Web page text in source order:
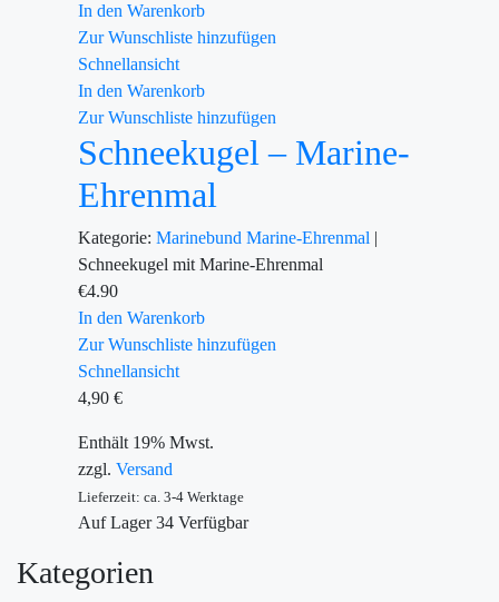
In den Warenkorb
Zur Wunschliste hinzufügen
Schnellansicht
In den Warenkorb
Zur Wunschliste hinzufügen
Schneekugel – Marine-
Ehrenmal
Kategorie: Marinebund Marine-Ehrenmal |
Schneekugel mit Marine-Ehrenmal
€4.90
In den Warenkorb
Zur Wunschliste hinzufügen
Schnellansicht
4,90 €
Enthält 19% Mwst.
zzgl. Versand
Lieferzeit: ca. 3-4 Werktage
Auf Lager34 Verfügbar
Kategorien